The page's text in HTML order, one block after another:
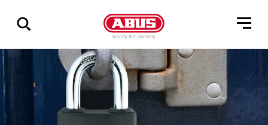
alle
resultater